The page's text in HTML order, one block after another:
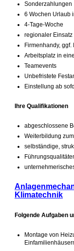
Sonderzahlungen
6 Wochen Urlaub
4-Tage-Woche
regionaler Einsatz
Firmenhandy,
Arbeitsplatz in
Teamevents
Unbefristete
Einstellung ab
Ihre Qualifikationen
abgeschlossene
Weiterbildung
selbständige,
Klimatechnik
Folgende Aufgaben
Montage von